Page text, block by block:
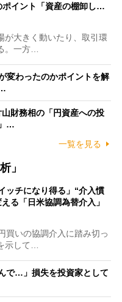
ポイント「資産の棚卸し…
大きく動いたり、取引環
。一方…
変わったのかポイントを解
財務相の「円資産への投
…
一覧を見る
」
ッチになり得る」“介入慣
る「日米協調為替介入」
いの協調介入に踏み切っ
示して…
で…」損失を投資家として